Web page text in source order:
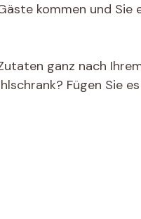
kommen und Sie
ganz nach
Fügen Sie